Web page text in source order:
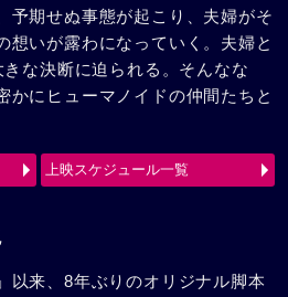
予期せぬ事態が起こり、夫婦がそ
想いが露わになっていく。夫婦と
な決断に迫られる。そんなな
かにヒューマノイドの仲間たちと
上映スケジュール一覧
以来、8年ぶりのオリジナル脚本